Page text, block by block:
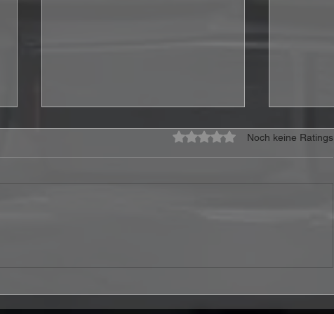
Mit 0 von 5 Sternen bewertet.
Noch keine Ratings